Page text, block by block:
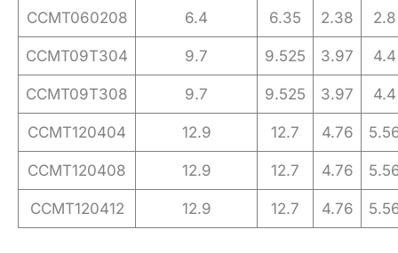
CCMT060208 6.4 6.35 2.38 2.8
CCMT09T304 9.7 9.525 3.97 4.4
CCMT09T308 9.7 9.525 3.97 4.4
CCMT120404 12.9 12.7 4.76
CCMT120408 12.9 12.7 4.76
CCMT120412 12.9 12.7 4.76